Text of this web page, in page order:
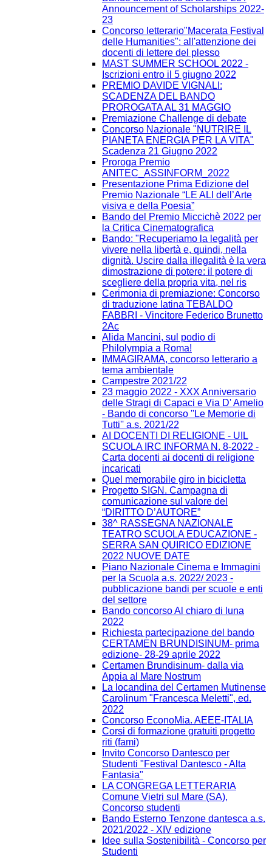
Announcement of Scholarships 2022-
23
Concorso letterario"Macerata Festival
delle Humanities": all'attenzione dei
docenti di lettere del plesso
MAST SUMMER SCHOOL 2022 -
Iscrizioni entro il 5 giugno 2022
PREMIO DAVIDE VIGNALI:
SCADENZA DEL BANDO
PROROGATA AL 31 MAGGIO
Premiazione Challenge di debate
Concorso Nazionale "NUTRIRE IL
PIANETA ENERGIA PER LA VITA"
Scadenza 21 Giugno 2022
Proroga Premio
ANITEC_ASSINFORM_2022
Presentazione Prima Edizione del
Premio Nazionale “LE ALI dell’Arte
visiva e della Poesia”
Bando del Premio Miccichè 2022 per
la Critica Cinematografica
Bando: "Recuperiamo la legalità per
vivere nella libertà e, quindi, nella
dignità. Uscire dalla illegalità è la vera
dimostrazione di potere: il potere di
scegliere della propria vita, nel ris
Cerimonia di premiazione: Concorso
di traduzione latina TEBALDO
FABBRI - Vincitore Federico Brunetto
2Ac
Alida Mancini, sul podio di
Philolympia a Roma!
IMMAGIRAMA, concorso letterario a
tema ambientale
Campestre 2021/22
23 maggio 2022 - XXX Anniversario
delle Stragi di Capaci e Via D' Amelio
- Bando di concorso ''Le Memorie di
Tutti'' a.s. 2021/22
AI DOCENTI DI RELIGIONE - UIL
SCUOLA IRC INFORMA N. 8-2022 -
Carta docenti ai docenti di religione
incaricati
Quel memorabile giro in bicicletta
Progetto SIGN. Campagna di
comunicazione sul valore del
“DIRITTO D’AUTORE”
38^ RASSEGNA NAZIONALE
TEATRO SCUOLA EDUCAZIONE -
SERRA SAN QUIRICO EDIZIONE
2022 NUOVE DATE
Piano Nazionale Cinema e Immagini
per la Scuola a.s. 2022/ 2023 -
pubblicazione bandi per scuole e enti
del settore
Bando concorso Al chiaro di luna
2022
Richiesta partecipazione del bando
CERTAMEN BRUNDISINUM- prima
edizione- 28-29 aprile 2022
Certamen Brundisinum- dalla via
Appia al Mare Nostrum
La locandina del Certamen Mutinense
Carolinum "Francesca Meletti", ed.
2022
Concorso EconoMia. AEEE-ITALIA
Corsi di formazione gratuiti progetto
riti (fami)
Invito Concorso Dantesco per
Studenti "Festival Dantesco - Alta
Fantasia"
LA CONGREGA LETTERARIA
Comune Vietri sul Mare (SA),
Concorso studenti
Bando Esterno Tenzone dantesca a.s.
2021/2022 - XIV edizione
Idee sulla Sostenibilità - Concorso per
Studenti